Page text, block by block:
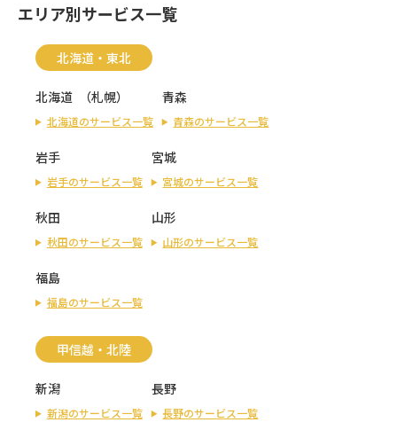
エリア別サービス一覧
北海道・東北
北海道 （札幌）
北海道のサービス一覧
青森
青森のサービス一覧
岩手
岩手のサービス一覧
宮城
宮城のサービス一覧
秋田
秋田のサービス一覧
山形
山形のサービス一覧
福島
福島のサービス一覧
甲信越・北陸
新潟
新潟のサービス一覧
長野
長野のサービス一覧